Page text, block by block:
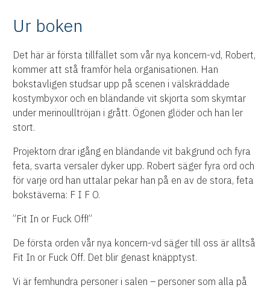
Ur boken
Det här är första tillfället som vår nya koncern-vd, Robert,
kommer att stå framför hela organisationen. Han
bokstavligen studsar upp på scenen i välskräddade
kostymbyxor och en bländande vit skjorta som skymtar
under merinoulltröjan i grått. Ögonen glöder och han ler
stort.
Projektorn drar igång en bländande vit bakgrund och fyra
feta, svarta versaler dyker upp. Robert säger fyra ord och
för varje ord han uttalar pekar han på en av de stora, feta
bokstäverna: F I F O.
”Fit In or Fuck Off!”
De första orden vår nya koncern-vd säger till oss är alltså
Fit In or Fuck Off. Det blir genast knäpptyst.
Vi är femhundra personer i salen – personer som alla på